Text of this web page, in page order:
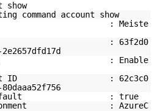
show
command account show
: Meiste
ID : 63f2d0
: Enable
ID : 62c3c0
Default : true
: AzureC